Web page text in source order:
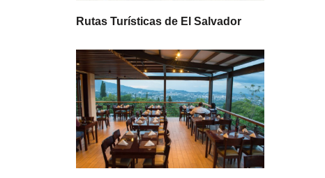
Rutas Turísticas de El Salvador